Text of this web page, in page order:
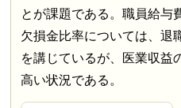
とが課題である。職員給与
欠損金比率については、退
を講じているが、医業収益
高い状況である。